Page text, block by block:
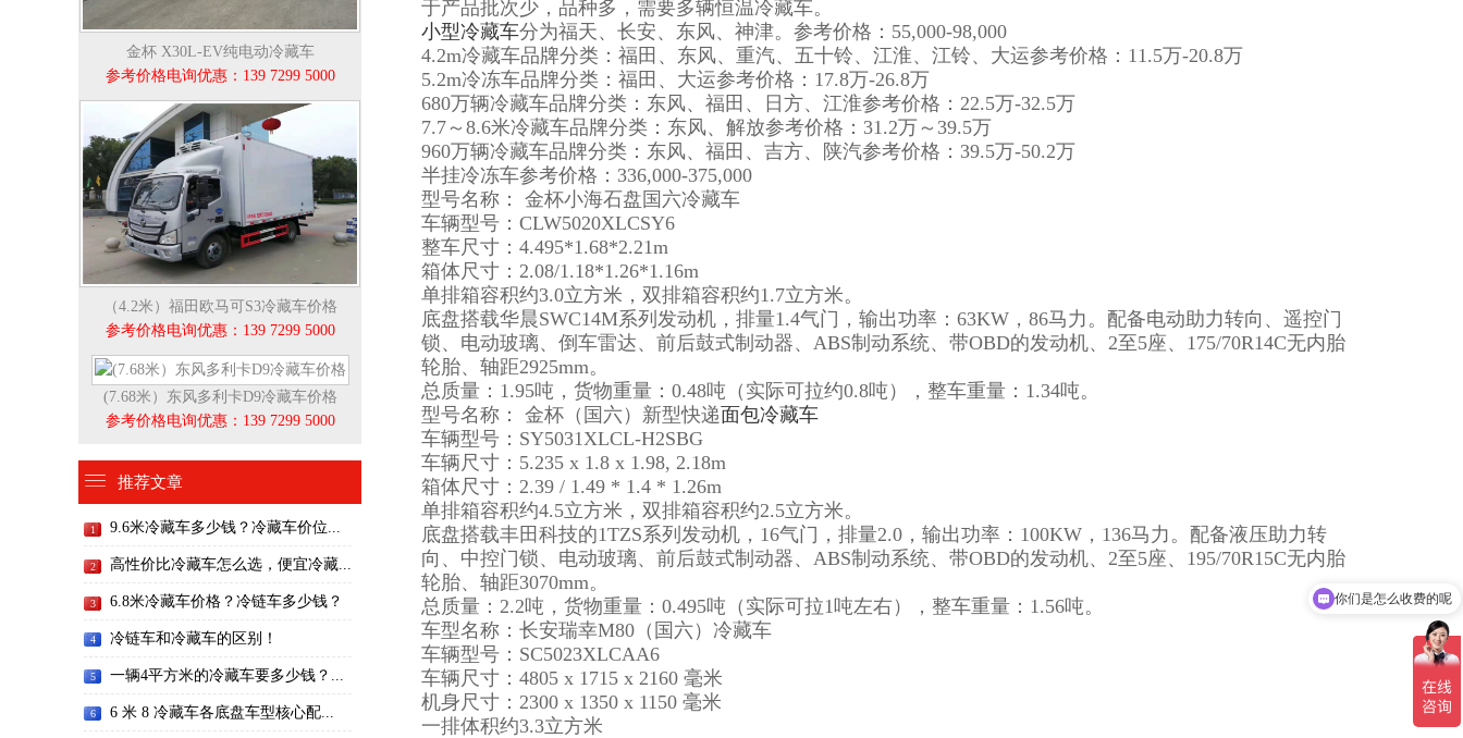
金杯 X30L-EV纯电动冷藏车
参考价格电询优惠：139 7299 5000
（4.2米）福田欧马可S3冷藏车价格
参考价格电询优惠：139 7299 5000
(7.68米）东风多利卡D9冷藏车价格
参考价格电询优惠：139 7299 5000
推荐文章
1 9.6米冷藏车多少钱？冷藏车价位...
2 高性价比冷藏车怎么选，便宜冷藏...
3 6.8米冷藏车价格？冷链车多少钱？
4 冷链车和冷藏车的区别！
5 一辆4平方米的冷藏车要多少钱？...
6 6 米 8 冷藏车各底盘车型核心配...
于产品批次少，品种多，需要多辆恒温冷藏车。
小型冷藏车分为福天、长安、东风、神津。参考价格：55,000-98,000
4.2m冷藏车品牌分类：福田、东风、重汽、五十铃、江淮、江铃、大运参考价格：11.5万-20.8万
5.2m冷冻车品牌分类：福田、大运参考价格：17.8万-26.8万
680万辆冷藏车品牌分类：东风、福田、日方、江淮参考价格：22.5万-32.5万
7.7～8.6米冷藏车品牌分类：东风、解放参考价格：31.2万～39.5万
960万辆冷藏车品牌分类：东风、福田、吉方、陕汽参考价格：39.5万-50.2万
半挂冷冻车参考价格：336,000-375,000
型号名称： 金杯小海石盘国六冷藏车
车辆型号：CLW5020XLCSY6
整车尺寸：4.495*1.68*2.21m
箱体尺寸：2.08/1.18*1.26*1.16m
单排箱容积约3.0立方米，双排箱容积约1.7立方米。
底盘搭载华晨SWC14M系列发动机，排量1.4气门，输出功率：63KW，86马力。配备电动助力转向、遥控门
锁、电动玻璃、倒车雷达、前后鼓式制动器、ABS制动系统、带OBD的发动机、2至5座、175/70R14C无内胎
轮胎、轴距2925mm。
总质量：1.95吨，货物重量：0.48吨（实际可拉约0.8吨），整车重量：1.34吨。
型号名称： 金杯（国六）新型快递面包冷藏车
车辆型号：SY5031XLCL-H2SBG
车辆尺寸：5.235 x 1.8 x 1.98, 2.18m
箱体尺寸：2.39 / 1.49 * 1.4 * 1.26m
单排箱容积约4.5立方米，双排箱容积约2.5立方米。
底盘搭载丰田科技的1TZS系列发动机，16气门，排量2.0，输出功率：100KW，136马力。配备液压助力转
向、中控门锁、电动玻璃、前后鼓式制动器、ABS制动系统、带OBD的发动机、2至5座、195/70R15C无内胎
轮胎、轴距3070mm。
总质量：2.2吨，货物重量：0.495吨（实际可拉1吨左右），整车重量：1.56吨。
车型名称：长安瑞幸M80（国六）冷藏车
车辆型号：SC5023XLCAA6
车辆尺寸：4805 x 1715 x 2160 毫米
机身尺寸：2300 x 1350 x 1150 毫米
一排体积约3.3立方米
你们是怎么收费的呢
现在有优惠活动吗